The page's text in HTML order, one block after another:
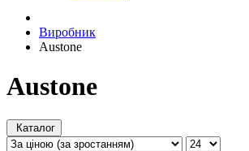
Виробник
Austone
Austone
Каталог